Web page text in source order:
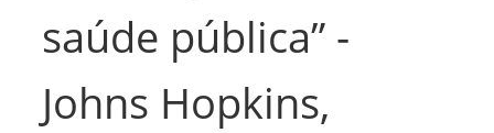
saúde pública” -
Johns Hopkins,